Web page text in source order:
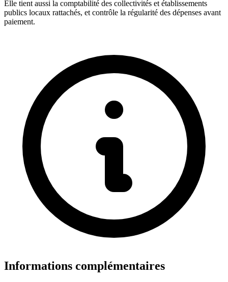
Elle tient aussi la comptabilité des collectivités et établissements
publics locaux rattachés, et contrôle la régularité des dépenses avant
paiement.
Informations complémentaires